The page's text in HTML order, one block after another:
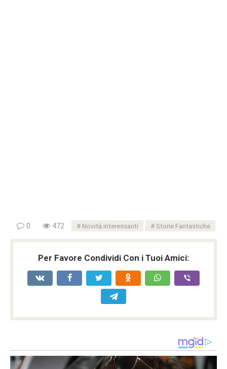
0 472 Novità interessanti Storie Fantastiche
Per Favore Condividi Con i Tuoi Amici: